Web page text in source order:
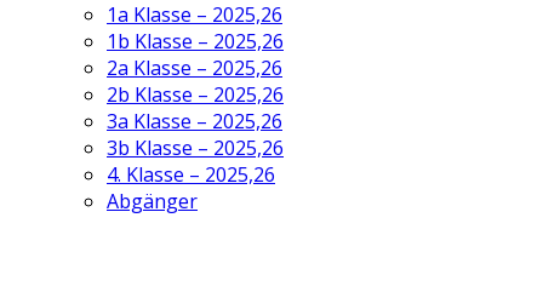
1a Klasse – 2025,26
1b Klasse – 2025,26
2a Klasse – 2025,26
2b Klasse – 2025,26
3a Klasse – 2025,26
3b Klasse – 2025,26
4. Klasse – 2025,26
Abgänger